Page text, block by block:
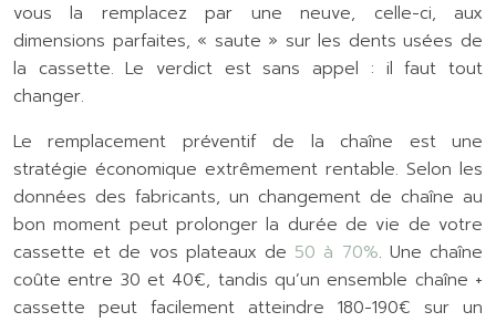
vous la remplacez par une neuve, celle-ci, aux
dimensions parfaites, « saute » sur les dents usées de
la cassette. Le verdict est sans appel : il faut tout
changer.
Le remplacement préventif de la chaîne est une
stratégie économique extrêmement rentable. Selon les
données des fabricants, un changement de chaîne au
bon moment peut prolonger la durée de vie de votre
cassette et de vos plateaux de 50 à 70%. Une chaîne
coûte entre 30 et 40€, tandis qu’un ensemble chaîne +
cassette peut facilement atteindre 180-190€ sur un